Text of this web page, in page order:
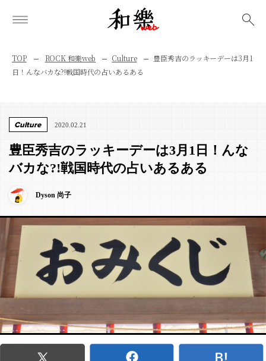
TOP ROCK 和樂web Culture
豊臣秀吉のラッキーデーは3月1
日！んなバカな?!戦国時代の占いあるある
Culture 2020.02.21
豊臣秀吉のラッキーデーは3月1日！んな
バカな?!戦国時代の占いあるある
Dyson 尚子